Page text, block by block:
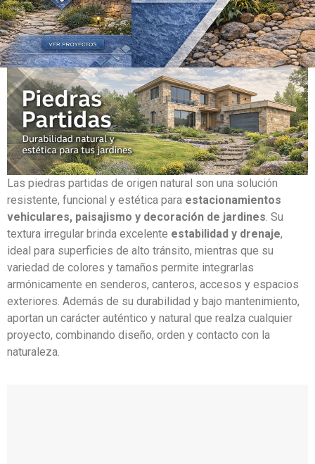
Las piedras partidas de origen natural son una solución
resistente, funcional y estética para estacionamientos
vehiculares, paisajismo y decoración de jardines . Su
textura irregular brinda excelente estabilidad y drenaje,
ideal para superficies de alto tránsito, mientras que su
variedad de colores y tamaños permite integrarlas
armónicamente en senderos, canteros, accesos y espacios
exteriores. Además de su durabilidad y bajo mantenimiento,
aportan un carácter auténtico y natural que realza cualquier
proyecto, combinando diseño, orden y contacto con la
naturaleza.